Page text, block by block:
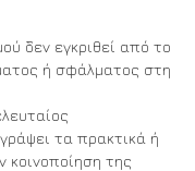
δεν εγκριθεί από το
ή σφάλματος στη
τα πρακτικά ή
της